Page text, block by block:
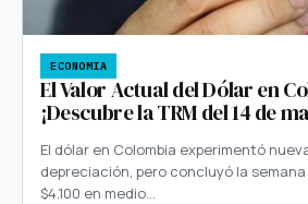
ECONOMIA
El Valor Actual del Dólar en
¡Descubre la TRM del 14 de
El dólar en Colombia experimentó
depreciación, pero concluyó la
$4.100 en medio…